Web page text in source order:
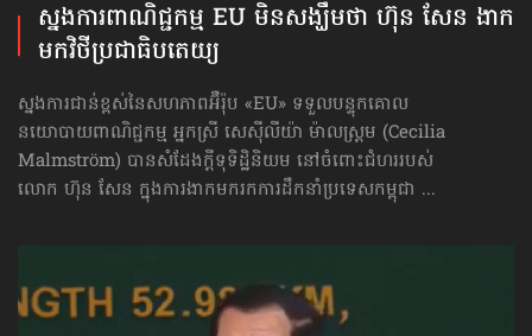
ស្នងការ​ពាណិជ្ជកម្ម EU មិន​សង្ឃឹម​ថា ហ៊ុន សែន ងាក​
មក​វិថី​ប្រជាធិបតេយ្យ
ស្នងការជាន់ខ្ពស់នៃសហភាពអ៊ឺរ៉ុប «EU» ទទួលបន្ទុកគោល
នយោបាយ​ពាណិជ្ជកម្ម អ្នកស្រី សេស៊ីលីយ៉ា ម៉ាលស្ត្រម (Cecilia
Malmström) បានសំដែងក្ដីទុទិដ្ឋិនិយម នៅចំពោះជំហររបស់
លោក ហ៊ុន សែន ក្នុងការងាកមករកការដឹកនាំប្រទេសកម្ពុជា ...